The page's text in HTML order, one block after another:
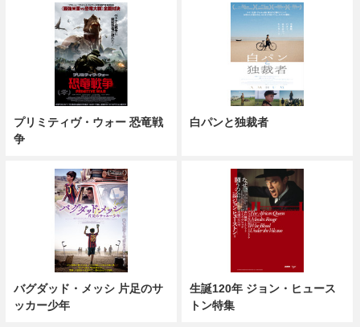
プリミティヴ・ウォー 恐竜戦
争
白パンと独裁者
バグダッド・メッシ 片足のサ
ッカー少年
生誕120年 ジョン・ヒュース
トン特集